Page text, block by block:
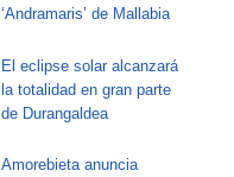
‘Andramaris’ de Mallabia
El eclipse solar alcanzará
la totalidad en gran parte
de Durangaldea
Amorebieta anuncia